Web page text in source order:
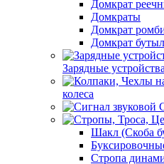
Домкрат
Домкраты
Домкрат
Домкрат
Зарядные
колеса
Шакл (Скоба
Стропа